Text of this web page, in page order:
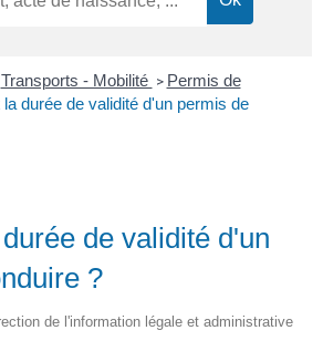
Transports - Mobilité > Permis de
durée de validité d'un permis de
de validité d'un
?
de l'information légale et administrative